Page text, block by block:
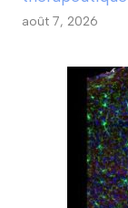
août 7, 2026